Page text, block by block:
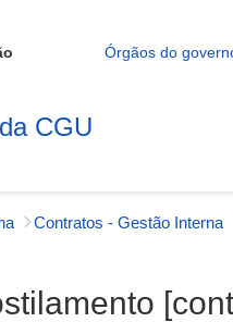
Órgãos do
CGU
Contratos - Gestão Interna